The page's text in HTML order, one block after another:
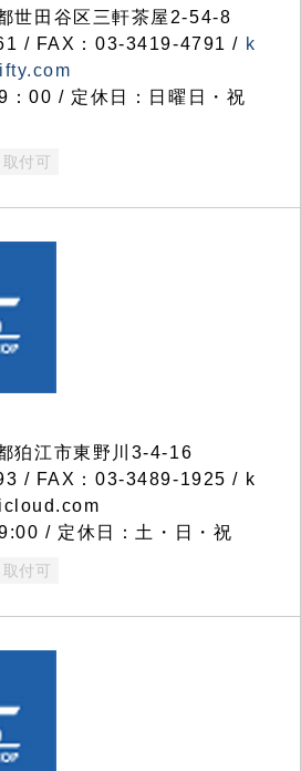
田谷区三軒茶屋2-54-8
/ FAX：03-3419-4791 / k
：00 / 定休日：日曜日・祝
付可
江市東野川3-4-16
/ FAX：03-3489-1925 / k
/ 定休日：土・日・祝
付可